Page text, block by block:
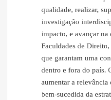
qualidade, realizar,
investigação
impacto, e avançar na
Faculdades de
que garantam uma
dentro e fora do país.
aumentar a relevância
bem-sucedida da